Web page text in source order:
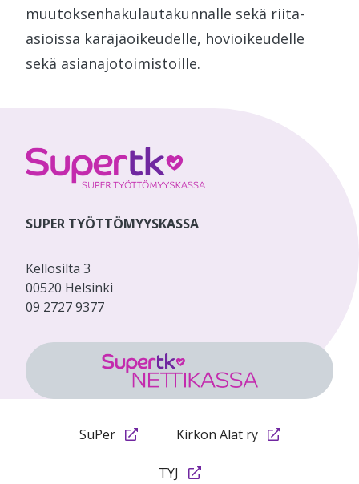
muutoksenhakulautakunnalle sekä riita-
asioissa käräjäoikeudelle, hovioikeudelle
sekä asianajotoimistoille.
SUPER TYÖTTÖMYYSKASSA
Kellosilta 3
00520 Helsinki
09 2727 9377
SuPer Kirkon Alat ry
TYJ